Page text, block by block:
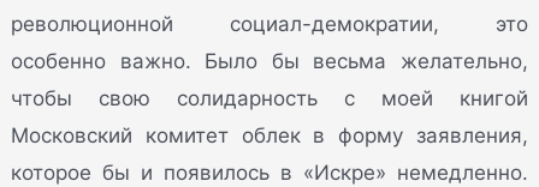
революционной социал-демократии, это
особенно важно. Было бы весьма желательно,
чтобы свою солидарность с моей книгой
Московский комитет облек в форму заявления,
которое бы и появилось в «Искре» немедленно.